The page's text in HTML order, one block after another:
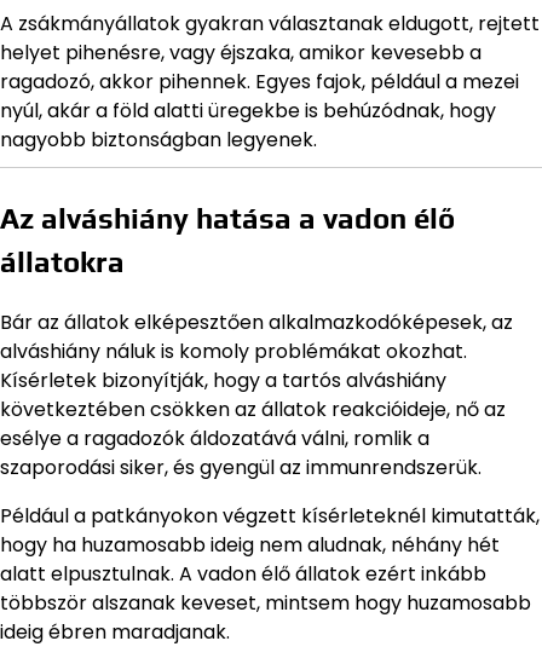
A zsákmányállatok gyakran választanak eldugott, rejtett
helyet pihenésre, vagy éjszaka, amikor kevesebb a
ragadozó, akkor pihennek. Egyes fajok, például a mezei
nyúl, akár a föld alatti üregekbe is behúzódnak, hogy
nagyobb biztonságban legyenek.
Az alváshiány hatása a vadon élő
állatokra
Bár az állatok elképesztően alkalmazkodóképesek, az
alváshiány náluk is komoly problémákat okozhat.
Kísérletek bizonyítják, hogy a tartós alváshiány
következtében csökken az állatok reakcióideje, nő az
esélye a ragadozók áldozatává válni, romlik a
szaporodási siker, és gyengül az immunrendszerük.
Például a patkányokon végzett kísérleteknél kimutatták,
hogy ha huzamosabb ideig nem aludnak, néhány hét
alatt elpusztulnak. A vadon élő állatok ezért inkább
többször alszanak keveset, mintsem hogy huzamosabb
ideig ébren maradjanak.